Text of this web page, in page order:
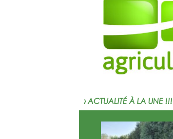
› ACTUALITÉ À LA UNE !!!